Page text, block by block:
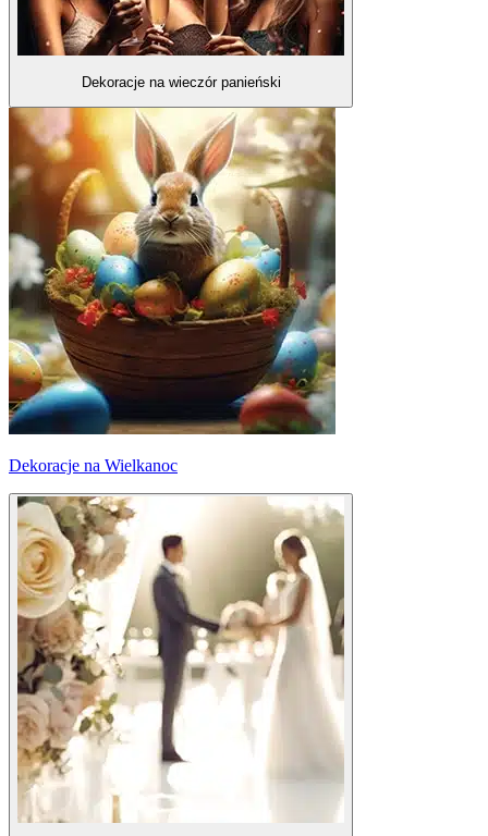
Dekoracje na wieczór panieński
Dekoracje na Wielkanoc